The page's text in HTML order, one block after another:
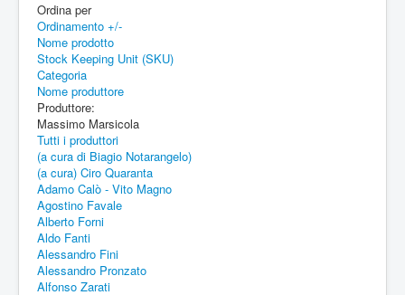
Ordina per
Ordinamento +/-
Nome prodotto
Stock Keeping Unit (SKU)
Categoria
Nome produttore
Produttore:
Massimo Marsicola
Tutti i produttori
(a cura di Biagio Notarangelo)
(a cura) Ciro Quaranta
Adamo Calò - Vito Magno
Agostino Favale
Alberto Forni
Aldo Fanti
Alessandro Fini
Alessandro Pronzato
Alfonso Zarati